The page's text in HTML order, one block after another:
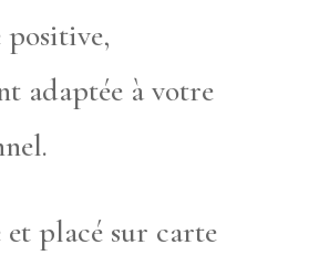
positive,
adaptée à votre
placé sur carte